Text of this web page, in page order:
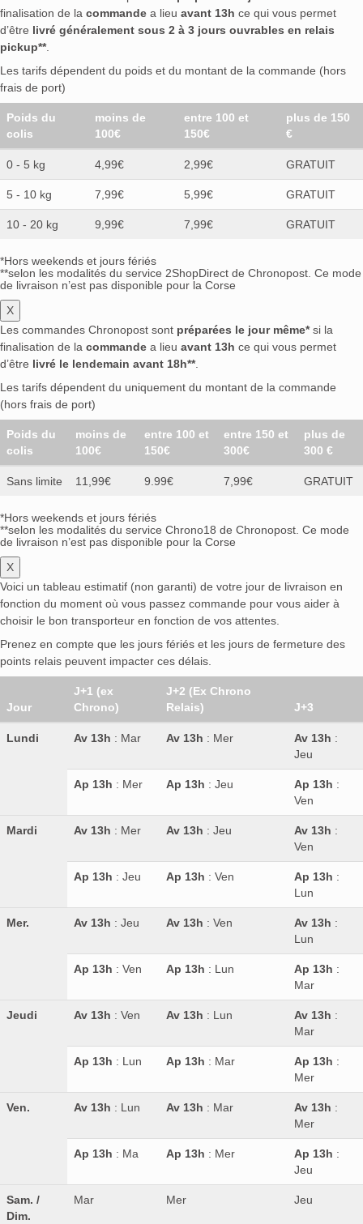
finalisation de la commande a lieu avant 13h ce qui vous permet
d’être livré généralement sous 2 à 3 jours ouvrables en relais
pickup**.
Les tarifs dépendent du poids et du montant de la commande (hors
frais de port)
Poids du
colis
moins de
100€
entre 100 et
150€
plus de 150
€
0 - 5 kg 4,99€ 2,99€ GRATUIT
5 - 10 kg 7,99€ 5,99€ GRATUIT
10 - 20 kg 9,99€ 7,99€ GRATUIT
*Hors weekends et jours fériés
**selon les modalités du service 2ShopDirect de Chronopost. Ce mode
de livraison n’est pas disponible pour la Corse
X
Les commandes Chronopost sont préparées le jour même*si la
finalisation de la commande a lieu avant 13h ce qui vous permet
d’être livré le lendemain avant 18h**.
Les tarifs dépendent du uniquement du montant de la commande
(hors frais de port)
Poids du
colis
moins de
100€
entre 100 et
150€
entre 150 et
300€
plus de
300 €
Sans limite 11,99€ 9.99€ 7,99€ GRATUIT
*Hors weekends et jours fériés
**selon les modalités du service Chrono18 de Chronopost. Ce mode
de livraison n’est pas disponible pour la Corse
X
Voici un tableau estimatif (non garanti) de votre jour de livraison en
fonction du moment où vous passez commande pour vous aider à
choisir le bon transporteur en fonction de vos attentes.
Prenez en compte que les jours fériés et les jours de fermeture des
points relais peuvent impacter ces délais.
Jour
J+1 (ex
Chrono)
J+2 (Ex Chrono
Relais)
J+3
Lundi Av 13h : Mar Av 13h : Mer Av 13h :
Jeu
Ap 13h : Mer Ap 13h : Jeu Ap 13h :
Ven
Mardi Av 13h : Mer Av 13h : Jeu Av 13h :
Ven
Ap 13h : Jeu Ap 13h : Ven Ap 13h :
Lun
Mer. Av 13h : Jeu Av 13h : Ven Av 13h :
Lun
Ap 13h : Ven Ap 13h : Lun Ap 13h :
Mar
Jeudi Av 13h : Ven Av 13h : Lun Av 13h :
Mar
Ap 13h : Lun Ap 13h : Mar Ap 13h :
Mer
Ven. Av 13h : Lun Av 13h : Mar Av 13h :
Mer
Ap 13h : Ma Ap 13h : Mer Ap 13h :
Jeu
Sam. /
Dim.
Mar Mer Jeu